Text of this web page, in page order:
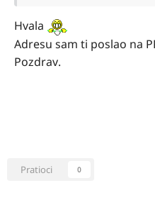
Hvala
Adresu sam ti poslao na
Pozdrav.
Pratioci 0